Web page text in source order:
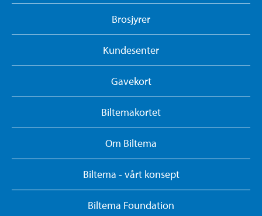
Brosjyrer
Kundesenter
Gavekort
Biltemakortet
Om Biltema
Biltema - vårt konsept
Biltema Foundation